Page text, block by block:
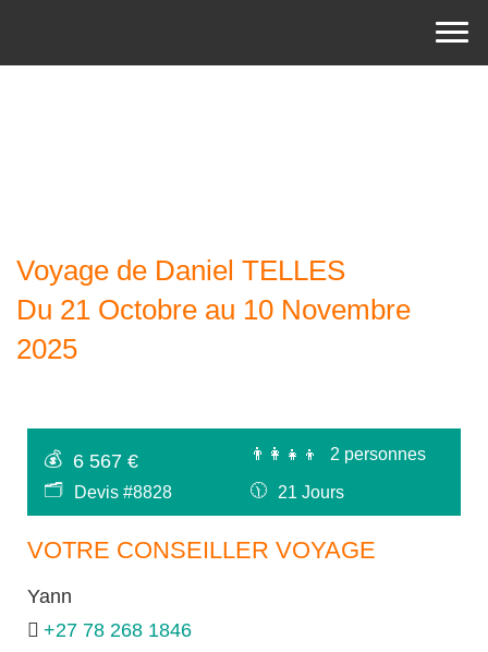
Voyage de Daniel TELLES
Du 21 Octobre au 10 Novembre
2025
💰 6 567 € 👨‍👩‍👧‍👦
2 personnes
🗂
Devis #8828 🕦 21 Jours
VOTRE CONSEILLER VOYAGE
Yann
+27 78 268 1846